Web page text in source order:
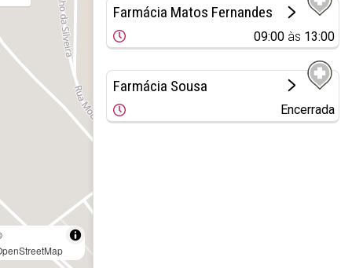
Farmácia Matos Fernandes
09:00 às 13:00
Farmácia Sousa
Encerrada